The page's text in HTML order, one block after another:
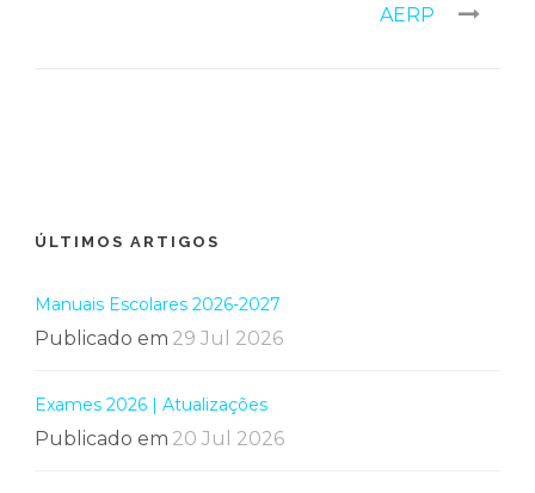
AERP
ÚLTIMOS ARTIGOS
Manuais Escolares 2026-2027
Publicado em 29 Jul 2026
Exames 2026 | Atualizações
Publicado em 20 Jul 2026